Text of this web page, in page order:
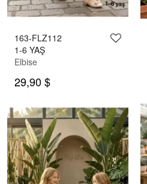
163-FLZ112
1-6 YAŞ
Elbise
29,90 $